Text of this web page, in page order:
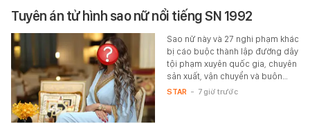
Tuyên án tử hình sao nữ nổi tiếng SN 1992
Sao nữ này và 27 nghi phạm khác
bị cáo buộc thành lập đường dây
tội phạm xuyên quốc gia, chuyên
sản xuất, vận chuyển và buôn…
STAR - 7 giờ trước